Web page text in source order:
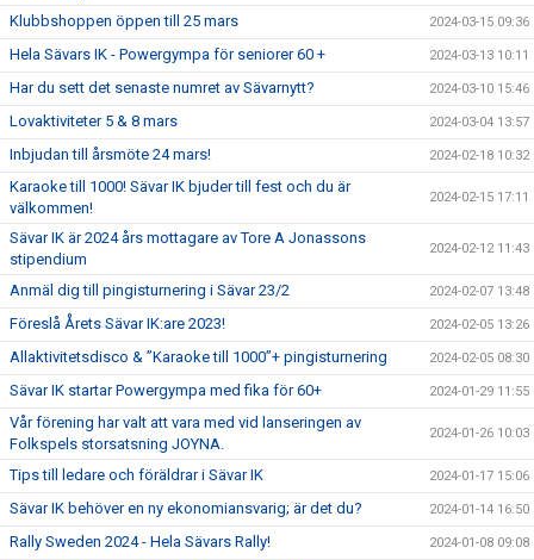
Klubbshoppen öppen till 25 mars 2024-03-15 09:36
Hela Sävars IK - Powergympa för seniorer 60 + 2024-03-13 10:11
Har du sett det senaste numret av Sävarnytt? 2024-03-10 15:46
Lovaktiviteter 5 & 8 mars 2024-03-04 13:57
Inbjudan till årsmöte 24 mars! 2024-02-18 10:32
Karaoke till 1000! Sävar IK bjuder till fest och du är
välkommen!
2024-02-15 17:11
Sävar IK är 2024 års mottagare av Tore A Jonassons
stipendium
2024-02-12 11:43
Anmäl dig till pingisturnering i Sävar 23/2 2024-02-07 13:48
Föreslå Årets Sävar IK:are 2023! 2024-02-05 13:26
Allaktivitetsdisco & ”Karaoke till 1000”+ pingisturnering 2024-02-05 08:30
Sävar IK startar Powergympa med fika för 60+ 2024-01-29 11:55
Vår förening har valt att vara med vid lanseringen av
Folkspels storsatsning JOYNA.
2024-01-26 10:03
Tips till ledare och föräldrar i Sävar IK 2024-01-17 15:06
Sävar IK behöver en ny ekonomiansvarig; är det du? 2024-01-14 16:50
Rally Sweden 2024 - Hela Sävars Rally! 2024-01-08 09:08